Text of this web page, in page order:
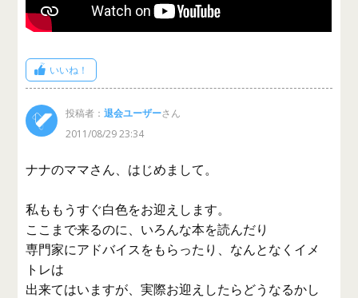
いいね！
投稿者：退会ユーザーさん
2011/08/29 23:34
ナナのママさん、はじめまして。
私ももうすぐ白色をお迎えします。
ここまで来るのに、いろんな本を読んだり
専門家にアドバイスをもらったり、なんとなくイメ
トレは
出来てはいますが、実際お迎えしたらどうなるかし